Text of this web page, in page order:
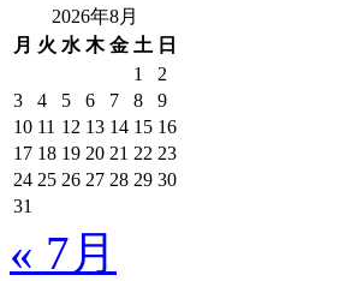
2026年8月
月 火 水 木 金 土 日
1
2
3
4 5 6 7 8
9
10 11 12 13 14 15 16
17 18 19 20 21 22 23
24 25 26 27 28 29 30
31
« 7月